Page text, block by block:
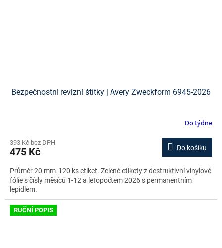
Bezpečnostní revizní štítky | Avery Zweckform 6945-2026
Do týdne
393 Kč bez DPH
475 Kč Do košíku
Průměr 20 mm, 120 ks etiket. Zelené etikety z destruktivní vinylové
fólie s čísly měsíců 1-12 a letopočtem 2026 s permanentním
lepidlem.
RUČNÍ POPIS